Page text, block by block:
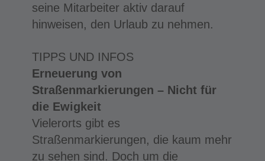
seine Mitarbeiter aktiv darauf
hinweisen, den Urlaub zu nehmen.
TIPPS UND INFOS
Erneuerung von
Straßenmarkierungen – Nicht für
die Ewigkeit
Vielerorts gibt es
Straßenmarkierungen, die kaum mehr
zu sehen sind. Doch um die